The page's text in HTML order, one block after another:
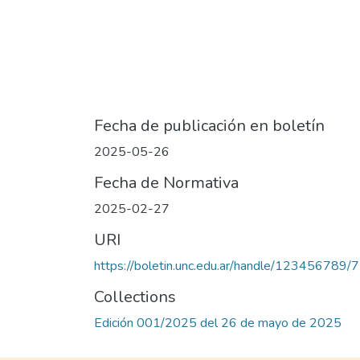
Fecha de publicación en boletín
2025-05-26
Fecha de Normativa
2025-02-27
URI
https://boletin.unc.edu.ar/handle/123456789/
Collections
Edición 001/2025 del 26 de mayo de 2025